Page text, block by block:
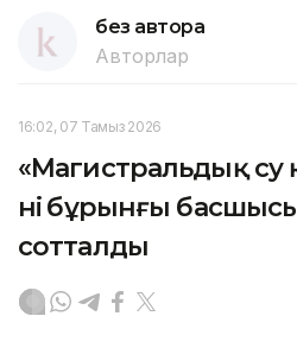
без автора
Авторлар
16:02, 07 Тамыз 2026
«Магистральдық
нің бұрынғы
сотталды